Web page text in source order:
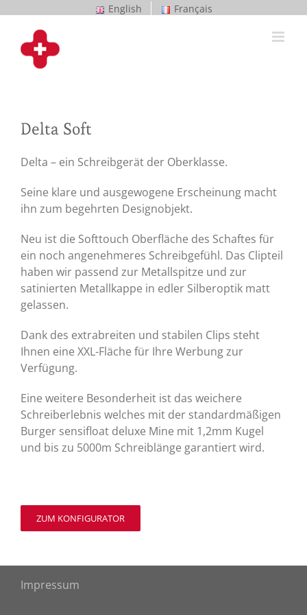
springen
English Français
Delta Soft
Delta – ein Schreibgerät der Oberklasse.
Seine klare und ausgewogene Erscheinung macht
ihn zum begehrten Designobjekt.
Neu ist die Softtouch Oberfläche des Schaftes für
ein noch angenehmeres Schreibgefühl. Das Clipteil
haben wir passend zur Metallspitze und zur
satinierten Metallkappe in edler Silberoptik matt
gelassen.
Dank des extrabreiten und stabilen Clips steht
Ihnen eine XXL-Fläche für Ihre Werbung zur
Verfügung.
Eine weitere Besonderheit ist das weichere
Schreiberlebnis welches mit der standardmäßigen
Burger sensifloat deluxe Mine mit 1,2mm Kugel
und bis zu 5000m Schreiblänge garantiert wird.
ZUM KONFIGURATOR
Impressum